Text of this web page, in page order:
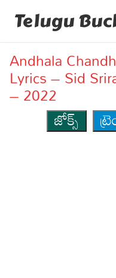
Telugu
Quotes
Andhala
Lyrics – Sid
– 2022
జోక్స్